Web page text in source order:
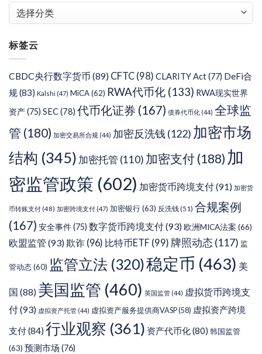
章
类
标签云
CBDC央行数字货币 (89) CFTC (98) CLARITY Act(77) DeFi合
规(83) Kalshi (47) MiCA(62) RWA代币化 (133) RWA现实世界
资产(75) SEC(78) 代币化证券 (167) 债券代币化 (44) 全球监
管 (180) 加密交易所合规 (44) 加密反洗钱(122) 加密市场
结构 (345) 加密托管 (110) 加密支付 (188) 加
密监管政策 (602) 加密货币跨境支付(91) 加密货
币转账支付 (48) 加密跨境支付 (47) 加密银行(63) 反洗钱(51) 合规案例
(167) 安全事件(75) 数字货币跨境支付(93)欧洲MICA法案 (66)
欧盟监管 (93)欺诈 (96) 比特币ETF (99) 牌照动态 (117) 监
管动态(60) 监管立法 (320)稳定币 (463) 美
国 (88) 美国监管 (460) 英国监管 (44) 虚拟货币跨境支
付(93) 虚拟资产托管 (44) 虚拟资产服务提供商VASP(58) 虚拟资产跨境
支付(84) 行业观察 (361) 资产代币化(80) 韩国监管
(63) 预测市场 (76)